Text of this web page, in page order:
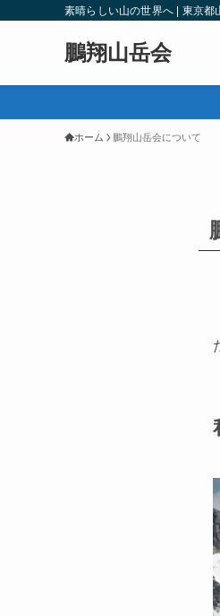
素晴らしい山の世界へ | 東京都
鵬翔山岳会
ホーム 鵬翔山岳会について